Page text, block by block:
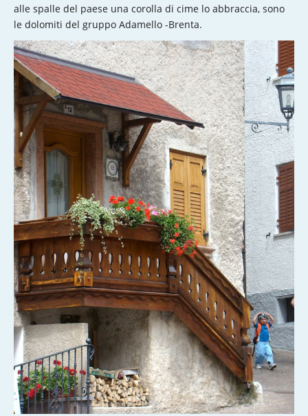
alle spalle del paese una corolla di cime lo abbraccia, sono
le dolomiti del gruppo Adamello -Brenta.